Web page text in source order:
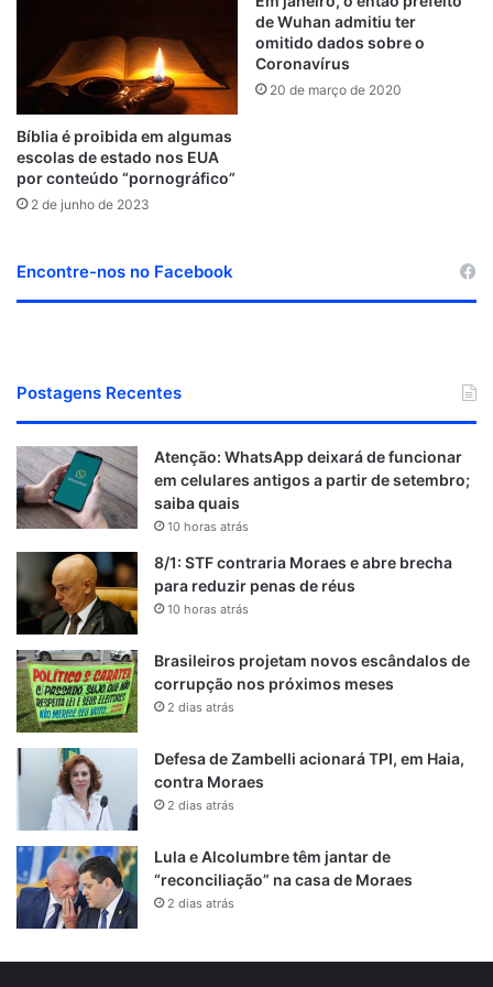
Bíblia é proibida em algumas
escolas de estado nos EUA
por conteúdo “pornográfico”
2 de junho de 2023
de Wuhan admitiu ter
omitido dados sobre o
Coronavírus
20 de março de 2020
Encontre-nos no Facebook
Postagens Recentes
Atenção: WhatsApp deixará de funcionar
em celulares antigos a partir de setembro;
saiba quais
10 horas atrás
8/1: STF contraria Moraes e abre brecha
para reduzir penas de réus
10 horas atrás
Brasileiros projetam novos escândalos de
corrupção nos próximos meses
2 dias atrás
Defesa de Zambelli acionará TPI, em Haia,
contra Moraes
2 dias atrás
Lula e Alcolumbre têm jantar de
“reconciliação” na casa de Moraes
2 dias atrás